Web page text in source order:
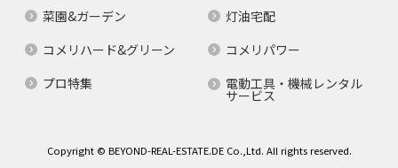
菜園&ガーデン
灯油宅配
コメリハード&グリーン
コメリパワー
プロ特集
電動工具・機械レンタル
サービス
Copyright © BEYOND-REAL-ESTATE.DE Co.,Ltd. All rights reserved.